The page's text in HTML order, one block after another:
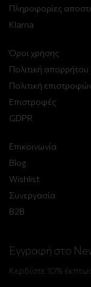
Πληροφορίες
Klarna
Όροι χρήσης
Πολιτική απορρήτου
Πολιτική
Επιστροφές
GDPR
Επικοινωνία
Blog
Wishlist
Συνεργασία
B2B
Εγγραφή στο
Κερδίστε 10%